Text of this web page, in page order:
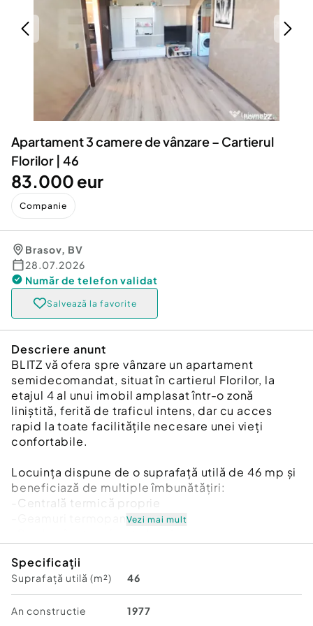
Servicii
Animale de companie
Afaceri și echipamente profesionale
Inchiriere Bunuri si Vehicule
Utilaje agricole si industriale
Piese auto si accesorii
Dacia Duster
Apartament 3 camere de vânzare – Cartierul
Florilor | 46
83.000 eur
Companie
Brasov, BV
28.07.2026
Număr de telefon validat
Salvează la favorite
Descriere anunt
BLITZ vă ofera spre vânzare un apartament
semidecomandat, situat în cartierul Florilor, la
etajul 4 al unui imobil amplasat într-o zonă
liniștită, ferită de traficul intens, dar cu acces
rapid la toate facilitățile necesare unei vieți
confortabile.
Locuința dispune de o suprafață utilă de 46 mp și
beneficiază de multiple îmbunătățiri:
-Centrală termică proprie
-Boxă la subsol (beci), ideală pentru depozitare
Apartamentul se vinde cu mobilierul de bucătărie
inclus, acesta fiind bine întreținut și pregătit
Vezi mai mult
Specificații
Suprafață utilă (m²) 46
An constructie 1977